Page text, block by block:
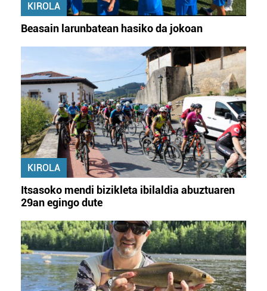
KIROLA
Beasain larunbatean hasiko da jokoan
KIROLA
Itsasoko mendi bizikleta ibilaldia abuztuaren
29an egingo dute